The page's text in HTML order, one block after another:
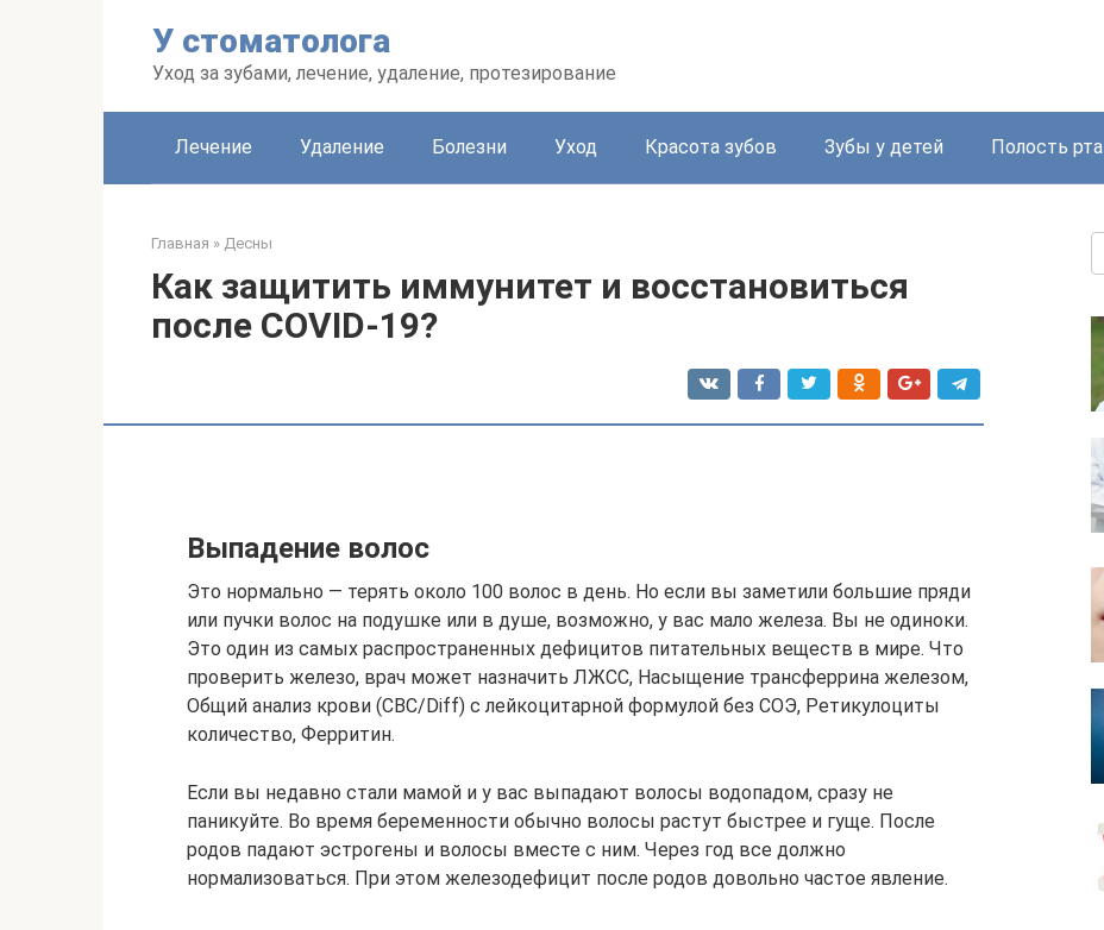
У стоматолога
Уход за зубами, лечение, удаление, протезирование
Лечение Удаление Болезни Уход Красота зубов Зубы у детей Полость рта
Главная » Десны
Как защитить иммунитет и восстановиться
после COVID-19?
Выпадение волос
Это нормально — терять около 100 волос в день. Но если вы заметили большие пряди
или пучки волос на подушке или в душе, возможно, у вас мало железа. Вы не одиноки.
Это один из самых распространенных дефицитов питательных веществ в мире. Что
проверить железо, врач может назначить ЛЖСС, Насыщение трансферрина железом,
Общий анализ крови (CBC/Diff) с лейкоцитарной формулой без СОЭ, Ретикулоциты
количество, Ферритин.
Если вы недавно стали мамой и у вас выпадают волосы водопадом, сразу не
паникуйте. Во время беременности обычно волосы растут быстрее и гуще. После
родов падают эстрогены и волосы вместе с ним. Через год все должно
нормализоваться. При этом железодефицит после родов довольно частое явление.